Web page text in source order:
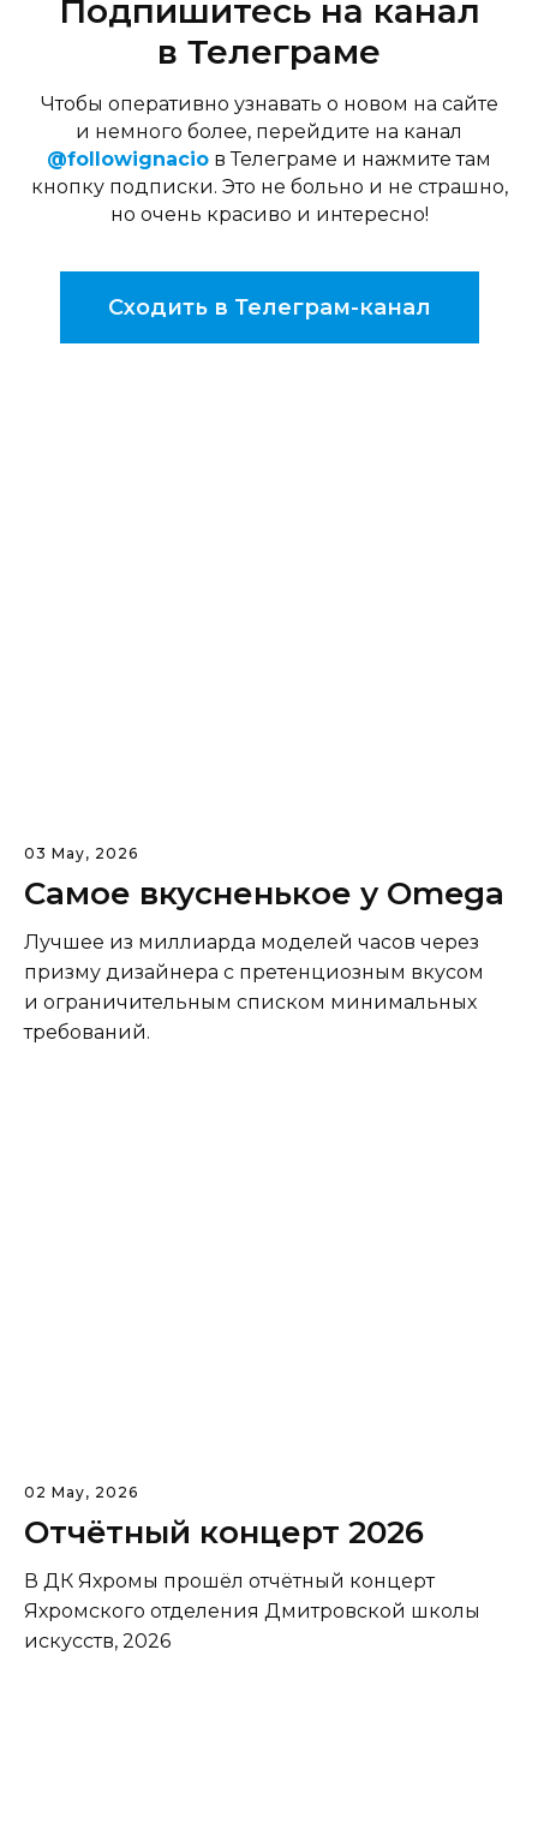
Подпишитесь на канал
в Телеграме
Чтобы оперативно узнавать о новом на сайте
и немного более, перейдите на канал
@followignacio в Телеграме и нажмите там
кнопку подписки. Это не больно и не страшно,
но очень красиво и интересно!
Сходить в Телеграм-канал
03 May, 2026
Самое вкусненькое у Omega
Лучшее из миллиарда моделей часов через
призму дизайнера с претенциозным вкусом
и ограничительным списком минимальных
требований.
02 May, 2026
Отчётный концерт 2026
В ДК Яхромы прошёл отчётный концерт
Яхромского отделения Дмитровской школы
искусств, 2026